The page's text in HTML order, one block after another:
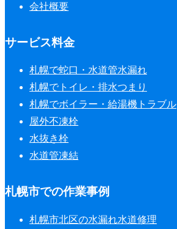
会社概要
サービス料金
札幌で蛇口・水道管水漏れ
札幌でトイレ・排水つまり
札幌でボイラー・給湯機トラブル
屋外不凍栓
水抜き栓
水道管凍結
札幌市での作業事例
札幌市北区の水漏れ水道修理